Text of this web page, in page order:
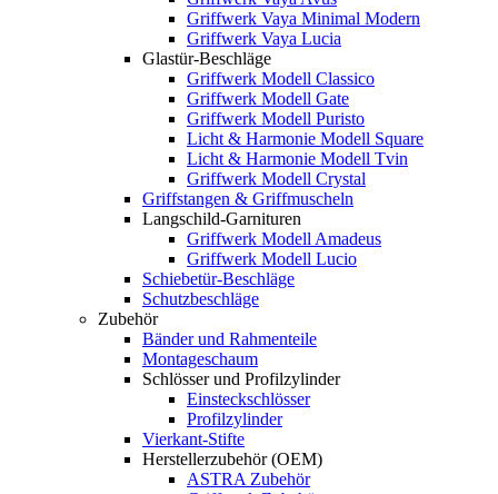
Griffwerk Vaya Minimal Modern
Griffwerk Vaya Lucia
Glastür-Beschläge
Griffwerk Modell Classico
Griffwerk Modell Gate
Griffwerk Modell Puristo
Licht & Harmonie Modell Square
Licht & Harmonie Modell Tvin
Griffwerk Modell Crystal
Griffstangen & Griffmuscheln
Langschild-Garnituren
Griffwerk Modell Amadeus
Griffwerk Modell Lucio
Schiebetür-Beschläge
Schutzbeschläge
Zubehör
Bänder und Rahmenteile
Montageschaum
Schlösser und Profilzylinder
Einsteckschlösser
Profilzylinder
Vierkant-Stifte
Herstellerzubehör (OEM)
ASTRA Zubehör